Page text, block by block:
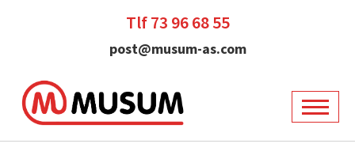
Tlf 73 96 68 55
post@musum-as.com